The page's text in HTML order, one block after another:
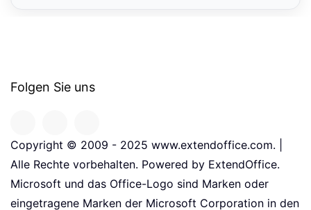
Folgen Sie uns
Copyright © 2009 - 2025 www.extendoffice.com. |
Alle Rechte vorbehalten. Powered by ExtendOffice.
Microsoft und das Office-Logo sind Marken oder
eingetragene Marken der Microsoft Corporation in den